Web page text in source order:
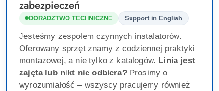
zabezpieczeń
DORADZTWO TECHNICZNE Support in English
Jesteśmy zespołem czynnych instalatorów.
Oferowany sprzęt znamy z codziennej praktyki
montażowej, a nie tylko z katalogów. Linia jest
zajęta lub nikt nie odbiera?Prosimy o
wyrozumiałość – wszyscy pracujemy również